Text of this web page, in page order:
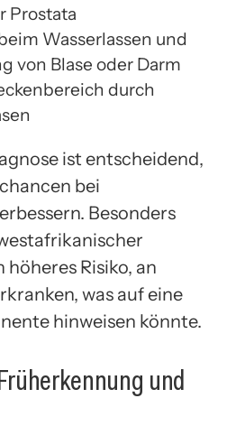
Prostata
Wasserlassen und
von Blase oder Darm
durch
ist entscheidend,
bei
Besonders
Risiko, an
was auf eine
hinweisen könnte.
und